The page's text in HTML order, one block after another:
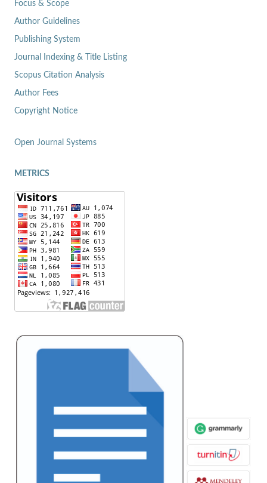
Focus & Scope
Author Guidelines
Publishing System
Journal Indexing & Title Listing
Scopus Citation Analysis
Author Fees
Copyright Notice
Open Journal Systems
METRICS